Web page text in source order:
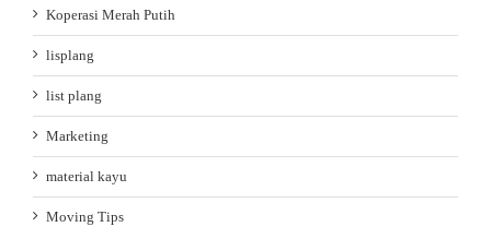
Koperasi Merah Putih
lisplang
list plang
Marketing
material kayu
Moving Tips